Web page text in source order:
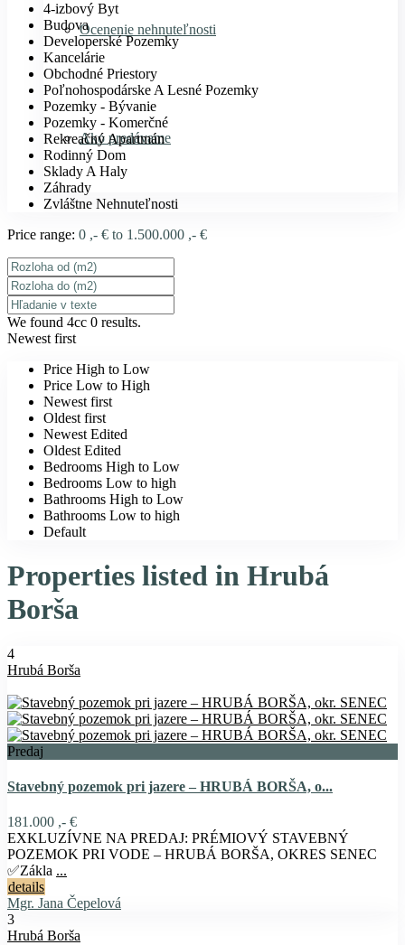
Ocenenie nehnuteľnosti
Ako predávame
4-izbový Byt
Budova
Developerské Pozemky
Kancelárie
Obchodné Priestory
Poľnohospodárske A Lesné Pozemky
Pozemky - Bývanie
Pozemky - Komerčné
Rekreačný Apartmán
Rodinný Dom
Sklady A Haly
Záhrady
Zvláštne Nehnuteľnosti
Price range: 0 ,- € to 1.500.000 ,- €
We found 4cc 0 results.
Newest first
Price High to Low
Price Low to High
Newest first
Oldest first
Newest Edited
Oldest Edited
Bedrooms High to Low
Bedrooms Low to high
Bathrooms High to Low
Bathrooms Low to high
Default
Properties listed in Hrubá
Borša
4
Hrubá Borša
Predaj
Stavebný pozemok pri jazere – HRUBÁ BORŠA, o...
181.000 ,- €
EXKLUZÍVNE NA PREDAJ: PRÉMIOVÝ STAVEBNÝ
POZEMOK PRI VODE – HRUBÁ BORŠA, OKRES SENEC
✅Zákla ...
details
Mgr. Jana Čepelová
3
Hrubá Borša